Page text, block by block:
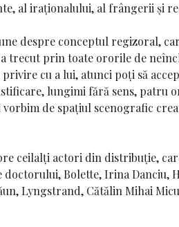
al iraționalului, al frângerii și
despre conceptul regizoral,
trecut prin toate ororile de
privire cu a lui, atunci poți să
lungimi fără sens, patru
vorbim de spațiul scenografic
ceilalți actori din distribuție,
doctorului, Bolette, Irina Danciu,
Lyngstrand, Cătălin Mihai